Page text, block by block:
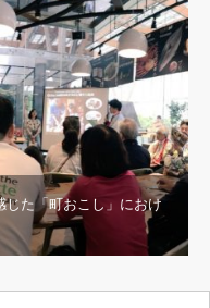
じた「町おこし」におけ